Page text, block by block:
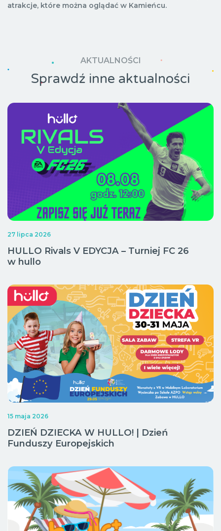
atrakcje, które można oglądać w Kamieńcu.
AKTUALNOŚCI
Sprawdź inne aktualności
27 lipca 2026
HULLO Rivals V EDYCJA – Turniej FC 26
w hullo
15 maja 2026
DZIEŃ DZIECKA W HULLO! | Dzień
Funduszy Europejskich